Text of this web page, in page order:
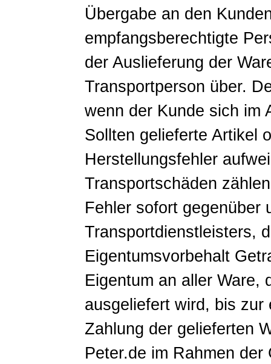
Übergabe an den
empfangsberechtigte
der Auslieferung der
Transportperson über.
wenn der Kunde sich im
Sollten gelieferte Artikel
Herstellungsfehler
Transportschäden
Fehler sofort gegenüber
Transportdienstleisters,
Eigentumsvorbehalt
Eigentum an aller Ware,
ausgeliefert wird, bis zur
Zahlung der gelieferten
Peter.de im Rahmen